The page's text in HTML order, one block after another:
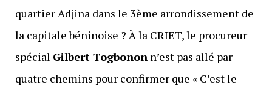
quartier Adjina dans le 3ème arrondissement de
la capitale béninoise ? À la CRIET, le procureur
spécial Gilbert Togbononn’est pas allé par
quatre chemins pour confirmer que « C’est le